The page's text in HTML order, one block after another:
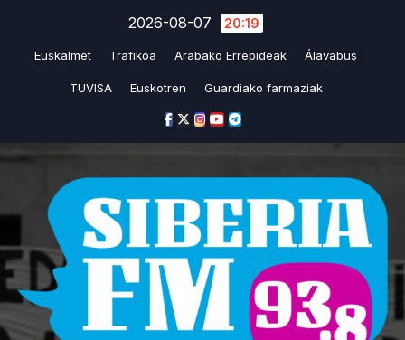
2026-08-07 20:19
Euskalmet Trafikoa Arabako Errepideak Álavabus
TUVISA Euskotren Guardiako farmaziak